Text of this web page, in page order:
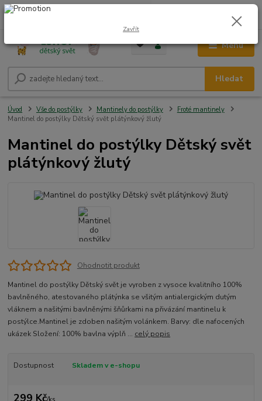
Menu
Hledat
+420 604 278 943 0,00 Kč
Úvod Vše do postýlky Mantinely do postýlky
Froté mantinely
Mantinel do postýlky Dětský svět plátýnkový žlutý
Mantinel do postýlky Dětský svět
plátýnkový žlutý
Ohodnotit produkt
Mantinel do postýlky Dětský svět je vyroben z vysoce kvalitního 100%
bavlněného, atestovaného plátýnka se všitým antialergickým dutým
vláknem a našitými bavlněnými šňůrkami na přivázání mantinelu k
postýlce.Mantinel je zdoben našitým volánkem. Barvy: dle nafocených
ukázek Složení: 100% bavlna výplň ... celý popis
Dostupnost Skladem v e-shopu
Zavřít